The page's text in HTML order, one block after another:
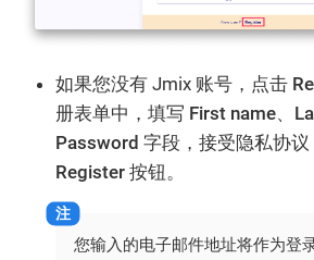
如果您没有 Jmix 账号，点击
册表单中，填写 First name、
Password 字段，接受隐私协
Register 按钮。
您输入的电子邮件地址将作为登